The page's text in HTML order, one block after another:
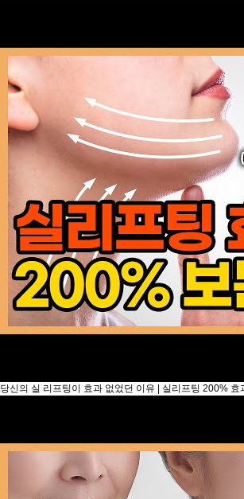
당신의 실 리프팅이 효과 없었던 이유 | 실리프팅 200% 효